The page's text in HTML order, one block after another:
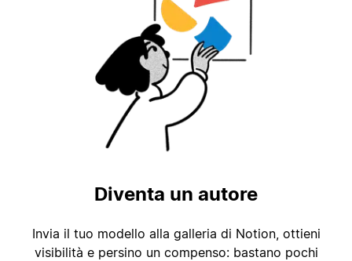
Diventa un autore
Invia il tuo modello alla galleria di Notion, ottieni
visibilità e persino un compenso: bastano pochi